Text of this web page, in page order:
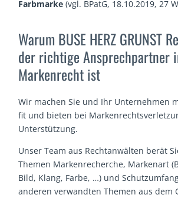
Farbmarke (vgl. BPatG, 18.10.2019, 27
Warum BUSE HERZ GRUNST
der richtige Ansprechpartner
Markenrecht ist
Wir machen Sie und Ihr Unternehmen
fit und bieten bei
Unterstützung.
Unser Team aus Rechtanwälten berät
Themen Markenrecherche, Markenart
Bild, Klang, Farbe, …) und
anderen verwandten Themen aus dem